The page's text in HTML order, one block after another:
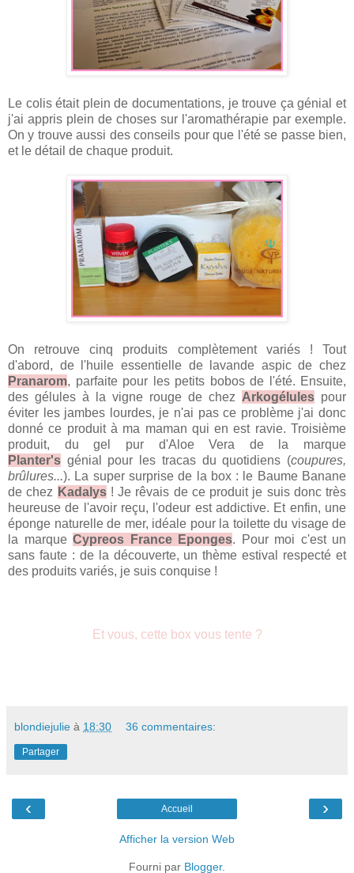
Le colis était plein de documentations, je trouve ça génial et
j'ai appris plein de choses sur l'aromathérapie par exemple.
On y trouve aussi des conseils pour que l'été se passe bien,
et le détail de chaque produit.
On retrouve cinq produits complètement variés ! Tout
d'abord, de l'huile essentielle de lavande aspic de chez
Pranarom, parfaite pour les petits bobos de l'été. Ensuite,
des gélules à la vigne rouge de chez Arkogélules pour
éviter les jambes lourdes, je n'ai pas ce problème j'ai donc
donné ce produit à ma maman qui en est ravie. Troisième
produit, du gel pur d'Aloe Vera de la marque
Planter's génial pour les tracas du quotidiens (coupures,
brûlures...). La super surprise de la box : le Baume Banane
de chez Kadalys! Je rêvais de ce produit je suis donc très
heureuse de l'avoir reçu, l'odeur est addictive. Et enfin, une
éponge naturelle de mer, idéale pour la toilette du visage de
la marque Cypreos France Eponges. Pour moi c'est un
sans faute : de la découverte, un thème estival respecté et
des produits variés, je suis conquise !
Et vous, cette box vous tente ?
blondiejulie à 18:30 36 commentaires:
Partager
‹ ›
Accueil
Afficher la version Web
Fourni par Blogger.